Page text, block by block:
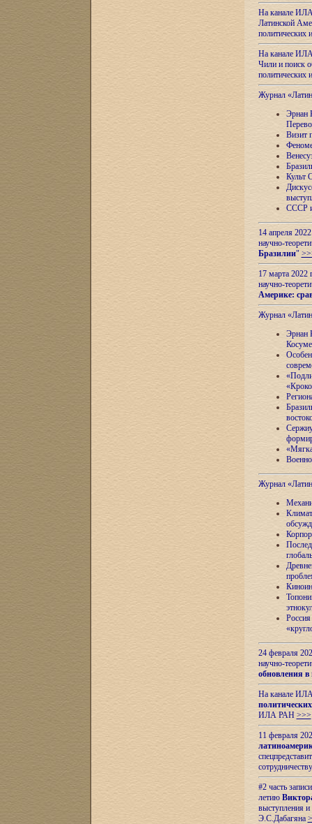
На канале
Латинской
На канале
Чили и поиск
Журнал
Эрнан
Визит
Культ
СССР и
14 апреля
научно-
Бразилии"
17 марта 2022
научно-
Америке:
Журнал
Эрнан
Журнал
24 февраля
научно-
обновления в
На канале
ИЛА РАН >>>
11 февраля
#2 часть
летию
выступления
Э.С.Дабагяна